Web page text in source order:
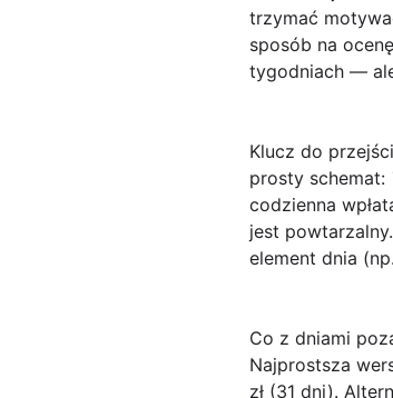
trzymać
sposób na
tygodniach —
Klucz do
prosty schemat:
codzienna
jest powtarzalny
element dnia
Co z dniami
Najprostsza
zł (31 dni).